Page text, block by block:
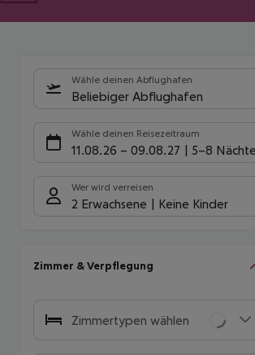
Wähle deinen Abflughafen
Beliebiger Abflughafen
Wähle deinen Reisezeitraum
11.08.26 – 09.08.27 5-8 Nächte
Wer wird verreisen
2 Erwachsene Keine Kinder
Zimmer & Verpflegung
Zimmertypen wählen